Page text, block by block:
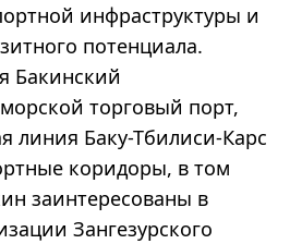
инфраструктуры и
потенциала.
Бакинский
торговый порт,
линия Баку-Тбилиси-Карс
коридоры, в том
заинтересованы в
Зангезурского